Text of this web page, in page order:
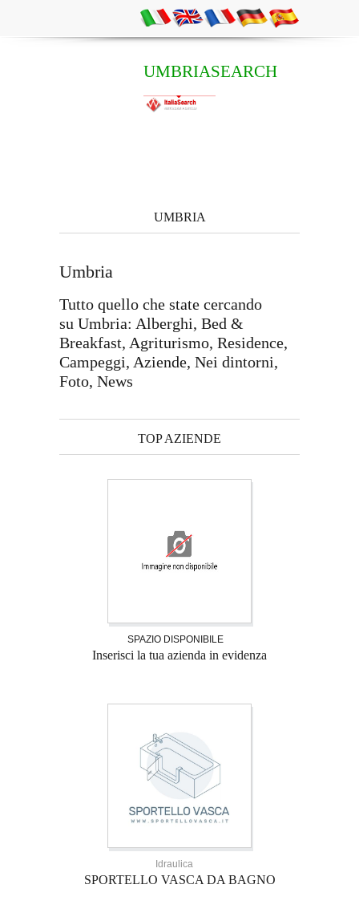
UMBRIASEARCH
UMBRIA
Umbria
Tutto quello che state cercando
su Umbria: Alberghi, Bed &
Breakfast, Agriturismo, Residence,
Campeggi, Aziende, Nei dintorni,
Foto, News
TOP AZIENDE
SPAZIO DISPONIBILE
Inserisci la tua azienda in evidenza
Idraulica
SPORTELLO VASCA DA BAGNO